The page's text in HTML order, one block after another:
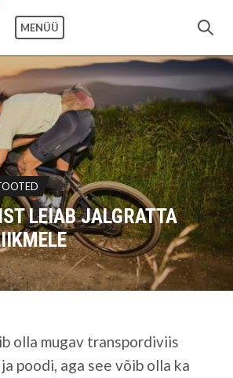
MENÜÜ
LEIAB JALGRATTA
olla mugav transpordiviis
poodi, aga see võib olla ka